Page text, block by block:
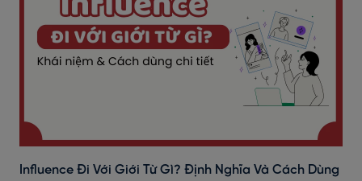
Influence Đi Với Giới Từ Gì? Định Nghĩa Và Cách Dùng